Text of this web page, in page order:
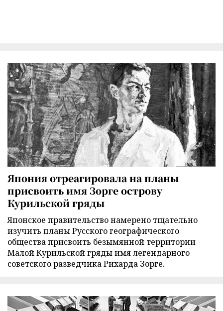
Япония отреагировала на планы
присвоить имя Зорге острову
Курильской гряды
Японское правительство намерено тщательно
изучить планы Русского географического
общества присвоить безымянной территории
Малой Курильской гряды имя легендарного
советского разведчика Рихарда Зорге.